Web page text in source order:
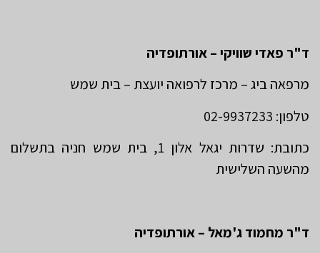
ד"ר פאדי שוויקי – אורתופדיה
מרפאה ביג – מרכז לרפואה יועצת – בית שמש
טלפון: 02-9937233
כתובת: שדרות יגאל אלון 1, בית שמש חניה בתשלום
מהשעה השלישית
ד"ר מחמוד ג'מאל – אורתופדיה